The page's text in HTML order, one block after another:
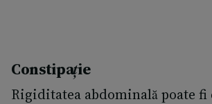
Constipație
Rigiditatea abdominală poate fi